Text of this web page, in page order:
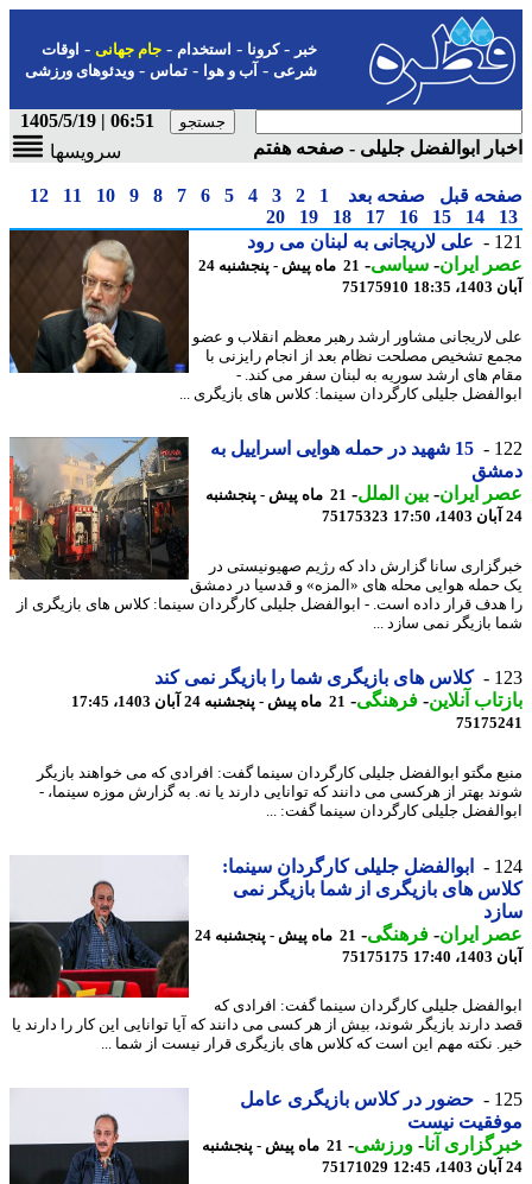
-کرونا-استخدام- جام جهانی-اوقات
شرعی-آب و هوا-تماس-ویدئوهای ورزشی
06:51 | 1405/5/19
ابوالفضل جلیلی - صفحه هفتم
سرویسها
قبل صفحه بعد 1
2
3
4
5
6
7
8
9
10
11
12
14
15
16
17
18
19
20
علی لاریجانی به لبنان می رود
ایران- سیاسی-
21 ماه پیش - پنجشنبه 24
75175910
لاریجانی مشاور ارشد رهبر معظم انقلاب و عضو
تشخیص مصلحت نظام بعد از انجام رایزنی با
های ارشد سوریه به لبنان سفر می کند. -
جلیلی کارگردان سینما: کلاس های بازیگری ...
15 شهید در حمله هوایی اسراییل به
ایران- بین الملل-
21 ماه پیش - پنجشنبه
75175323
سانا گزارش داد که رژیم صهیونیستی در
هوایی محله های «المزه» و قدسیا در دمشق
قرار داده است. - ابوالفضل جلیلی کارگردان سینما: کلاس های بازیگری از
بازیگر نمی سازد ...
کلاس های بازیگری شما را بازیگر نمی کند
آنلاین-فرهنگی-21 ماه پیش - پنجشنبه 24 آبان 1403، 17:45
مگتو ابوالفضل جلیلی کارگردان سینما گفت: افرادی که می خواهند بازیگر
بهتر از هرکسی می دانند که توانایی دارند یا نه. به گزارش موزه سینما، -
جلیلی کارگردان سینما گفت: ...
ابوالفضل جلیلی کارگردان سینما:
های بازیگری از شما بازیگر نمی
ایران- فرهنگی-
21 ماه پیش - پنجشنبه 24
75175175
جلیلی کارگردان سینما گفت: افرادی که
دارند بازیگر شوند، بیش از هر کسی می دانند که آیا توانایی این کار را دارند یا
نکته مهم این است که کلاس های بازیگری قرار نیست از شما ...
حضور در کلاس بازیگری عامل
نیست
آنا- ورزشی-
21 ماه پیش - پنجشنبه
75171029